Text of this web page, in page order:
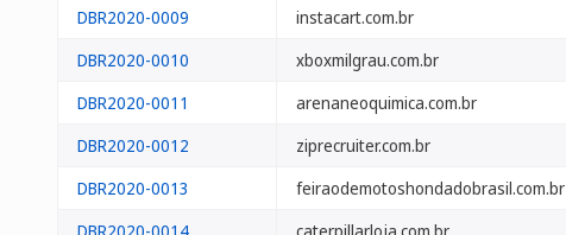
DBR2020-0009
instacart.com.br
DBR2020-0010
xboxmilgrau.com.br
DBR2020-0011
arenaneoquimica.com.br
DBR2020-0012
ziprecruiter.com.br
DBR2020-0013
feiraodemotoshondadobrasil.com.br